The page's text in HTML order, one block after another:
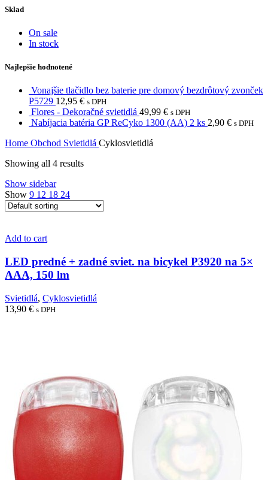
Sklad
On sale
In stock
Najlepšie hodnotené
Vonajšie tlačidlo bez baterie pre domový bezdrôtový zvonček
P5729 12,95 € s DPH
Flores - Dekoračné svietidlá 49,99 € s DPH
Nabíjacia batéria GP ReCyko 1300 (AA) 2 ks 2,90 € s DPH
Home Obchod Svietidlá Cyklosvietidlá
Showing all 4 results
Show sidebar
Show 9 12 18 24
Add to cart
LED predné + zadné sviet. na bicykel P3920 na 5×
AAA, 150 lm
Svietidlá, Cyklosvietidlá
13,90 € s DPH